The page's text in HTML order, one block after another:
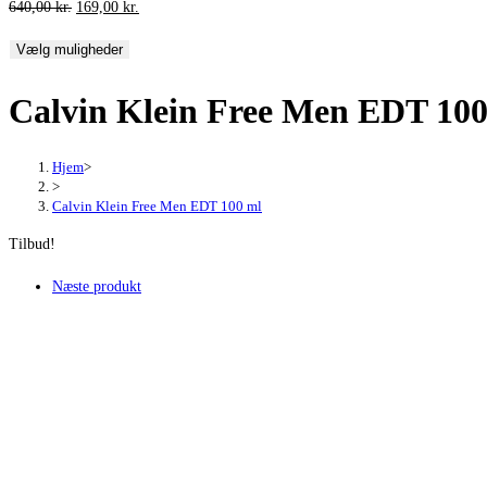
640,00kr. Den
pris
640,00 kr..
169,00 kr.
169,00 kr..
Vælg muligheder
Calvin Klein Free Men EDT
Hjem>
>
Calvin Klein Free Men EDT 100 ml
Tilbud!
Næste produkt